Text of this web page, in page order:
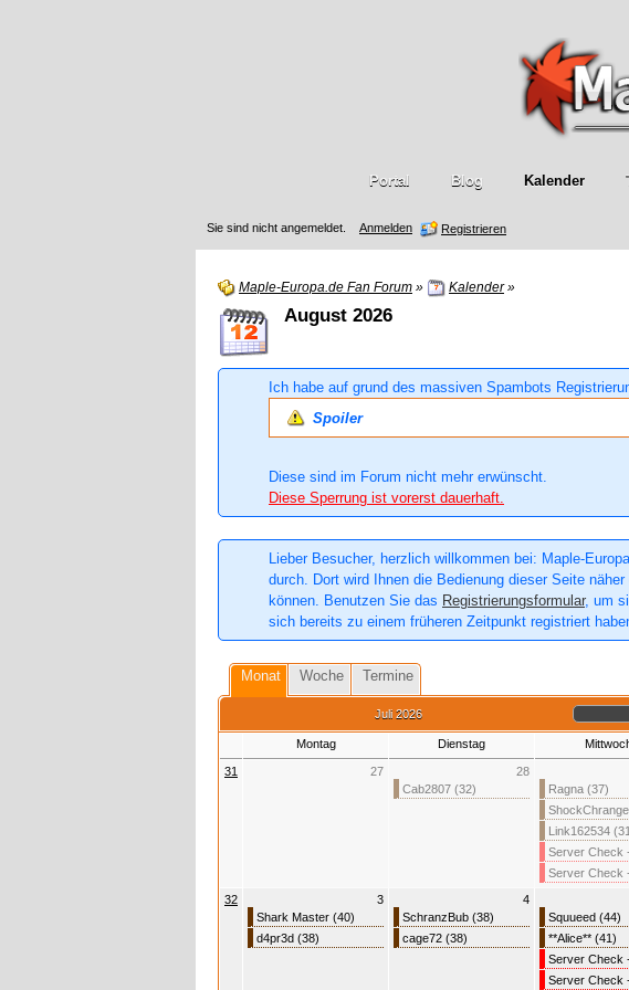
Sie sind nicht angemeldet. Anmelden Registrieren
Portal Blog Kalender
Maple-Europa.de Fan Forum » Kalender»
August 2026
Ich habe auf grund des massiven Spambots
Spoiler
Diese sind im Forum nicht mehr erwünscht.
Diese Sperrung ist vorerst dauerhaft.
Lieber Besucher, herzlich willkommen bei: Maple-
durch. Dort wird Ihnen die Bedienung dieser Seite
können. Benutzen Sie das Registrierungsformular, um
sich bereits zu einem früheren Zeitpunkt registriert
Monat Woche Termine
Juli 2026
Montag Dienstag
31 27
28
Cab2807 (32)
Ragna (37)
Link162534
Server Check
Server Check -
32
3
Shark Master (40)
d4pr3d (38)
4
SchranzBub (38)
cage72 (38)
Squueed (44)
**Alice** (41)
Server Check
Nexons
Server Check